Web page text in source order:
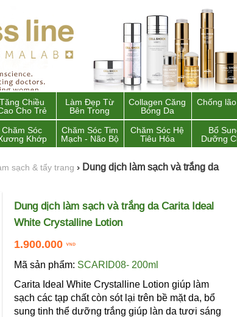
Tăng Chiều
Cho Trẻ
Làm Đẹp Từ
Bên Trong
Collagen Căng
Bóng Da
Chống
Chăm Sóc
Khớp
Chăm Sóc Tim
Mạch - Não Bộ
Chăm Sóc Hệ
Tiêu Hóa
Bổ
Dưỡng
sạch & tẩy trang › Dung dịch làm sạch và trắng da
Dung dịch làm sạch và trắng da Carita Ideal
White Crystalline Lotion
1.900.000
Mã sản phẩm: SCARID08- 200ml
Carita Ideal White Crystalline Lotion giúp làm
sạch các tạp chất còn sót lại trên bề mặt da, bổ
sung tinh thể dưỡng trắng giúp làn da tươi sáng